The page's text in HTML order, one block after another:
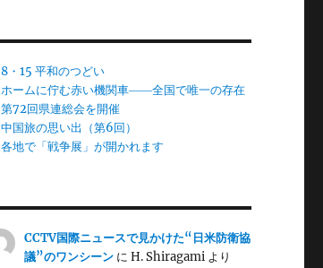
8・15 平和のつどい
ホームに佇む赤い機関車――全国で唯一の存在
第72回県連総会を開催
中国旅の思い出（第6回）
各地で「戦争展」が開かれます
CCTV国際ニュースで見かけた“日米防衛協
議”のワンシーン にH. Shiragami より